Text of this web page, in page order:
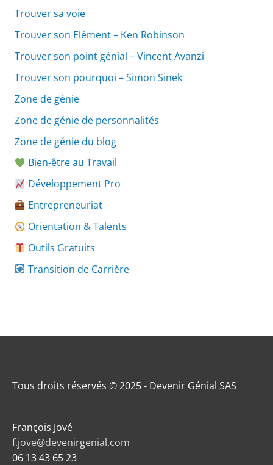
Trouver sa voie
Trouver son Elément – Ken Robinson
Trouver son point génial – Vincent Avanzi
Trouver son pourquoi – Simon Sinek
Zone de génie
Zone de génie de personnalités
Zone de génie du blog
Bien-être au Travail
Développement Pro
Entrepreneuriat
Orientation & Talents
Outils Gratuits
Transition de Carrière
Tous droits réservés © 2025 - Devenir Génial SAS
François Jové
f.jove@devenirgenial.com
06 13 43 65 23